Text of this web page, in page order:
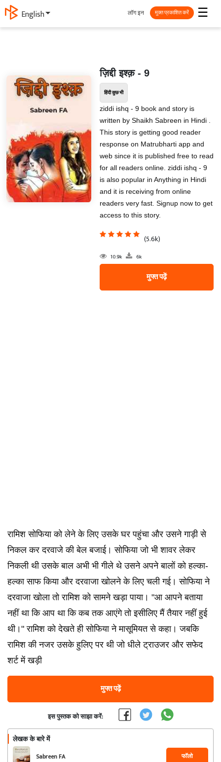
English ☰
लॉग इन मुक्त प्रकाशित करें
ज़िद्दी इश्क़ - 9
हिंदी कुछ भी
ziddi ishq - 9 book and story is
written by Shaikh Sabreen in Hindi .
This story is getting good reader
response on Matrubharti app and
web since it is published free to read
for all readers online. ziddi ishq - 9
is also popular in Anything in Hindi
and it is receiving from online
readers very fast. Signup now to get
access to this story.
(5.6k)
10.9k 6k
मुफ्त पढ़ें
रामिश सोफिया को लेने के लिए उसके घर पहुंचा और उसने गाड़ी से
निकल कर दरवाजे की बेल बजाई। सोफिया जो भी शावर लेकर
निकली थी उसके बाल अभी भी गीले थे उसने अपने बालों को हल्का-
हल्का साफ किया और दरवाजा खोलने के लिए चली गई। सोफिया ने
दरवाजा खोला तो रामिश को सामने खड़ा पाया। "आ आपने बताया
नहीं था कि आप था कि कब तक आएंगे तो इसीलिए मैं तैयार नहीं हुई
थी।" रामिश को देखते ही सोफिया ने मासूमियत से कहा। जबकि
रामिश की नजर उसके हुलिए पर थी जो धीले ट्राउजर और सफेद
शर्ट में खड़ी
मुफ्त पढ़ें
इस पुस्तक को साझा करें:
लेखक के बारे में
Sabreen FA फॉलो